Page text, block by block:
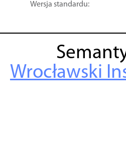
Wersja standardu:
Wrocławski